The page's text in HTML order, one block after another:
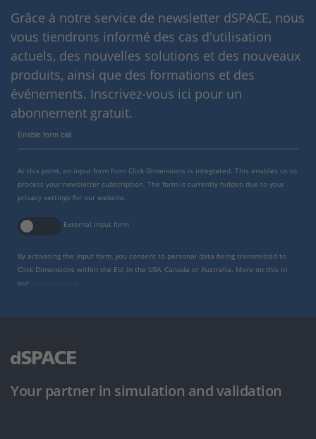
Grâce à notre service de newsletter dSPACE, nous
vous tiendrons informé des cas d'utilisation
actuels, des nouvelles solutions et des nouveaux
produits, ainsi que des formations et des
événements. Inscrivez-vous ici pour un
abonnement gratuit.
Enable form call
At this point, an input form from Click Dimensions is integrated. This enables us to
process your newsletter subscription. The form is currently hidden due to your
privacy settings for our website.
External input form
By activating the input form, you consent to personal data being transmitted to
Click Dimensions within the EU, in the USA, Canada or Australia. More on this in
our
Your partner in simulation and validation